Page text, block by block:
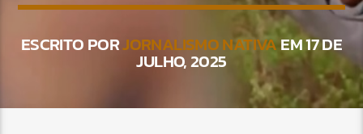
ESCRITO PORJORNALISMO NATIVAEM 17 DE
JULHO, 2025